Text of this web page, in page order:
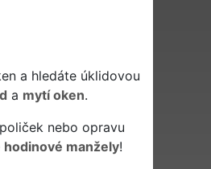
a hledáte úklidovou
a mytí oken.
nebo opravu
hodinové manžely!